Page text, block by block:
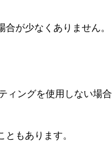
が少なくありません。
ィングを使用しない場合
もあります。